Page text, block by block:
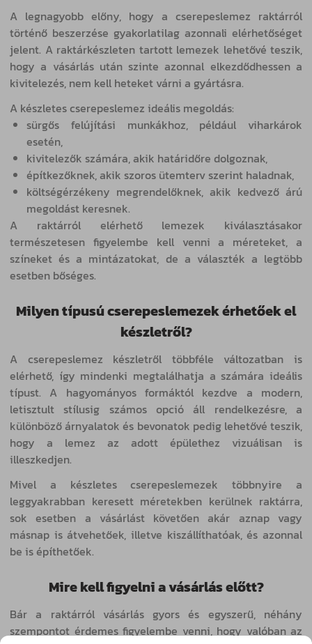
A legnagyobb előny, hogy a cserepeslemez raktárról
történő beszerzése gyakorlatilag azonnali elérhetőséget
jelent. A raktárkészleten tartott lemezek lehetővé teszik,
hogy a vásárlás után szinte azonnal elkezdődhessen a
kivitelezés, nem kell heteket várni a gyártásra.
A készletes cserepeslemez ideális megoldás:
sürgős felújítási munkákhoz, például viharkárok
esetén,
kivitelezők számára, akik határidőre dolgoznak,
építkezőknek, akik szoros ütemterv szerint haladnak,
költségérzékeny megrendelőknek, akik kedvező árú
megoldást keresnek.
A raktárról elérhető lemezek kiválasztásakor
természetesen figyelembe kell venni a méreteket, a
színeket és a mintázatokat, de a választék a legtöbb
esetben bőséges.
Milyen típusú cserepeslemezek érhetőek el
készletről?
A cserepeslemez készletről többféle változatban is
elérhető, így mindenki megtalálhatja a számára ideális
típust. A hagyományos formáktól kezdve a modern,
letisztult stílusig számos opció áll rendelkezésre, a
különböző árnyalatok és bevonatok pedig lehetővé teszik,
hogy a lemez az adott épülethez vizuálisan is
illeszkedjen.
Mivel a készletes cserepeslemezek többnyire a
leggyakrabban keresett méretekben kerülnek raktárra,
sok esetben a vásárlást követően akár aznap vagy
másnap is átvehetőek, illetve kiszállíthatóak, és azonnal
be is építhetőek.
Mire kell figyelni a vásárlás előtt?
Bár a raktárról vásárlás gyors és egyszerű, néhány
szempontot érdemes figyelembe venni, hogy valóban az